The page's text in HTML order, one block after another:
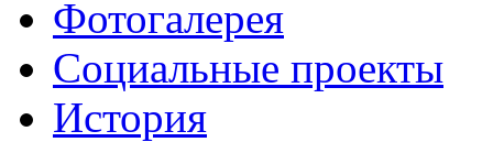
Фотогалерея
Социальные проекты
История